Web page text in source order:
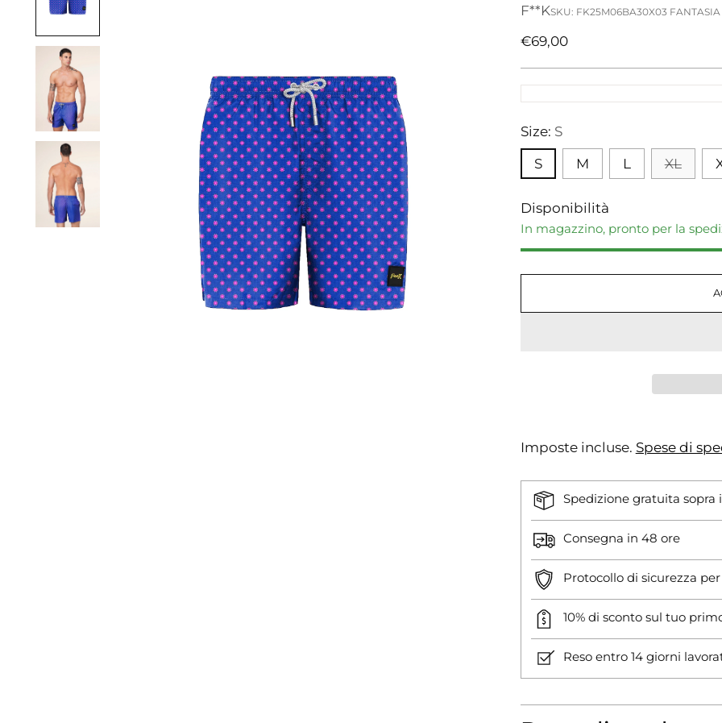
F**KSKU: FK25M06BA30X03 FANTASIA
Prezzo
€69,00
Size: S
S
M L XL
Disponibilità
In magazzino, pronto per la
Imposte incluse. Spese di
Spedizione gratuita sopra
Consegna in 48 ore
Protocollo di sicurezza
10% di sconto sul tuo
Reso entro 14 giorni